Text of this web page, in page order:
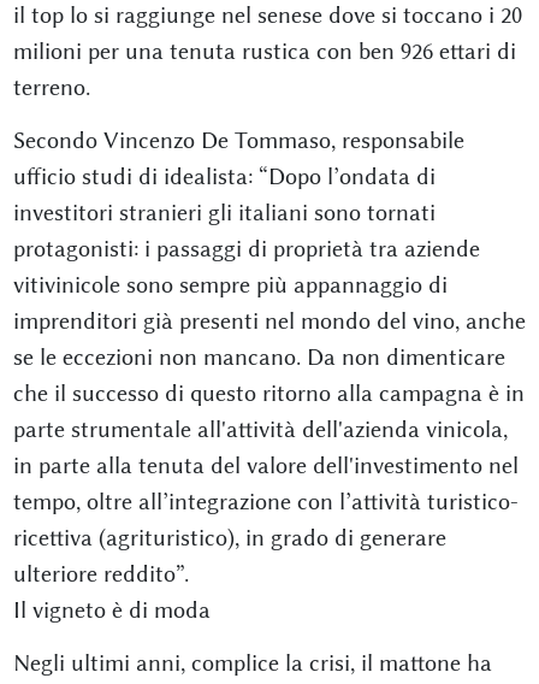
il top lo si raggiunge nel senese dove si toccano i 20
milioni per una tenuta rustica con ben 926 ettari di
terreno.
Secondo Vincenzo De Tommaso, responsabile
ufficio studi di idealista: “Dopo l’ondata di
investitori stranieri gli italiani sono tornati
protagonisti: i passaggi di proprietà tra aziende
vitivinicole sono sempre più appannaggio di
imprenditori già presenti nel mondo del vino, anche
se le eccezioni non mancano. Da non dimenticare
che il successo di questo ritorno alla campagna è in
parte strumentale all'attività dell'azienda vinicola,
in parte alla tenuta del valore dell'investimento nel
tempo, oltre all’integrazione con l’attività turistico-
ricettiva (agrituristico), in grado di generare
ulteriore reddito”.
Il vigneto è di moda
Negli ultimi anni, complice la crisi, il mattone ha